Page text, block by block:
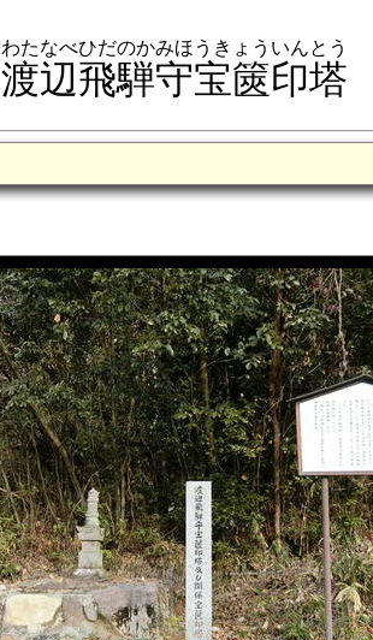
渡辺飛騨守宝篋印塔
わたなべひだのかみほうきょういんとう